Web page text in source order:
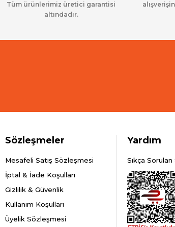
Tüm ürünlerimiz üretici garantisi
altındadır.
Sözleşmeler
Mesafeli Satış Sözleşmesi
İptal & İade Koşulları
Gizlilik & Güvenlik
Kullanım Koşulları
Üyelik Sözleşmesi
Yardım
Sıkça